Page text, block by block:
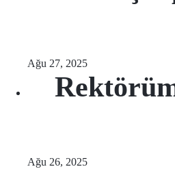
Ağu 27, 2025
Ağu 26, 2025